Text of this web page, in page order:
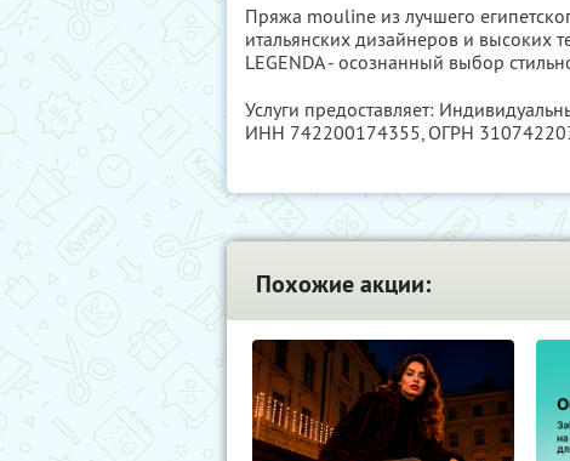
Пряжа mouline из лучшего
итальянских дизайнеров и высоких
LEGENDA - осознанный выбор
Услуги предоставляет:
ИНН 742200174355, ОГРН
Похожие акции: